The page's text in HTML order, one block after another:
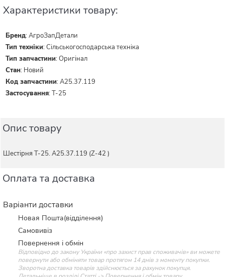
Характеристики товару:
Бренд:АгроЗапДетали
Тип техніки:Сільськогосподарська техніка
Тип запчастини:Оригінал
Стан: Новий
Код запчастини:А25.37.119
Застосування:Т-25
Опис товару
Шестірня Т-25. А25.37.119 (Z-42 )
Оплата та доставка
Варіанти доставки
Новая Пошта(відділення)
Самовивіз
Повернення і обмін
Відповідно до закону України «про захист прав споживачів» ви можете
повернути або обміняти товар протягом 14 днів з моменту покупки.
Зворотна доставка товарів здійснюється за рахунок покупця.